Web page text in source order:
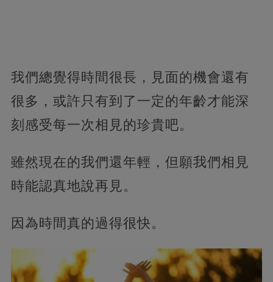
我們總覺得時間很長，見面的機會還有
很多，或許只有到了一定的年齡才能深
刻感受每一次相見的珍貴吧。
雖然現在的我們還年輕，但願我們相見
時能認真地說再見。
因為時間真的過得很快。